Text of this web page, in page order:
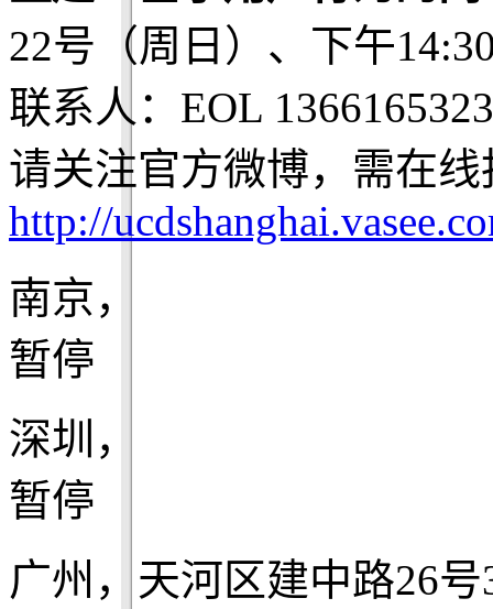
22号（周日）、下午
联系人：EOL
请关注官方微博，需在线
http://
南京，
暂停
深圳，
暂停
广州，天河区建中路26号